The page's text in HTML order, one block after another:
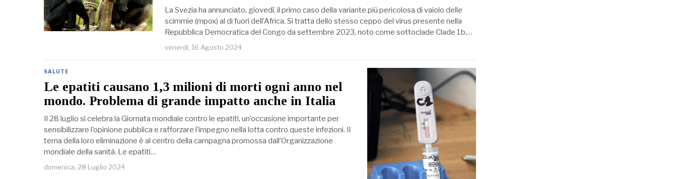
La Svezia ha annunciato, giovedì, il primo caso della variante più pericolosa di vaiolo delle
scimmie (mpox) al di fuori dell’Africa. Si tratta dello stesso ceppo del virus presente nella
Repubblica Democratica del Congo da settembre 2023, noto come sottoclade Clade 1b.…
venerdì, 16 Agosto 2024
SALUTE
Le epatiti causano 1,3 milioni di morti ogni anno nel
mondo. Problema di grande impatto anche in Italia
Il 28 luglio si celebra la Giornata mondiale contro le epatiti, un’occasione importante per
sensibilizzare l’opinione pubblica e rafforzare l’impegno nella lotta contro queste infezioni. Il
tema della loro eliminazione è al centro della campagna promossa dall’Organizzazione
mondiale della sanità. Le epatiti…
domenica, 28 Luglio 2024